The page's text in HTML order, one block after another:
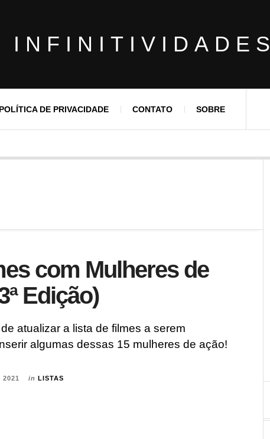
INFINITIVIDADES
POLÍTICA DE PRIVACIDADE CONTATO SOBRE
com Mulheres de
Edição)
atualizar a lista de filmes a serem
algumas dessas 15 mulheres de ação!
2021 in LISTAS